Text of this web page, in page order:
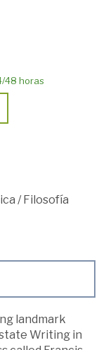
48 horas
/Filosofía
landmark
Writing in